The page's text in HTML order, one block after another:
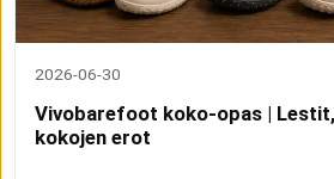
2026-06-30
Vivobarefoot koko-opas |
kokojen erot